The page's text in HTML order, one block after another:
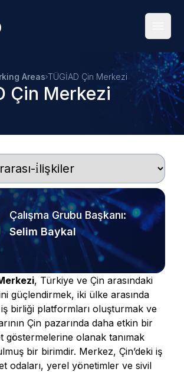
Areas TÜGİAD Çin Merkezi
Çin Merkezi
Çalışma Grubu Başkanı:
Selim Baykal
, Türkiye ve Çin arasındaki
güçlendirmek, iki ülke arasında
birliği platformları oluşturmak ve
Çin pazarında daha etkin bir
göstermelerine olanak tanımak
bir birimdir. Merkez, Çin’deki iş
odaları, yerel yönetimler ve sivil